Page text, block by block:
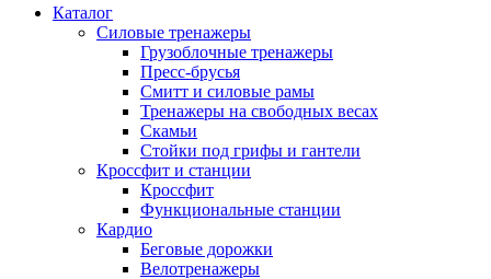
Каталог
Силовые тренажеры
Грузоблочные тренажеры
Пресс-брусья
Смитт и силовые рамы
Тренажеры на свободных весах
Скамьи
Стойки под грифы и гантели
Кроссфит и станции
Кроссфит
Функциональные станции
Кардио
Беговые дорожки
Велотренажеры